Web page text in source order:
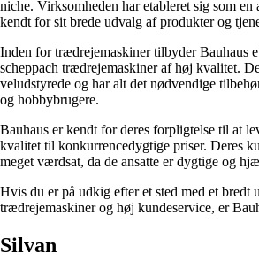
niche. Virksomheden har etableret sig som
kendt for sit brede udvalg af produkter og
Inden for trædrejemaskiner tilbyder Bauhaus
scheppach trædrejemaskiner af høj kvalitet.
veludstyrede og har alt det nødvendige
og hobbybrugere.
Bauhaus er kendt for deres forpligtelse til at
kvalitet til konkurrencedygtige priser. Deres
meget værdsat, da de ansatte er dygtige og
Hvis du er på udkig efter et sted med et bredt
trædrejemaskiner og høj kundeservice, er
Silvan